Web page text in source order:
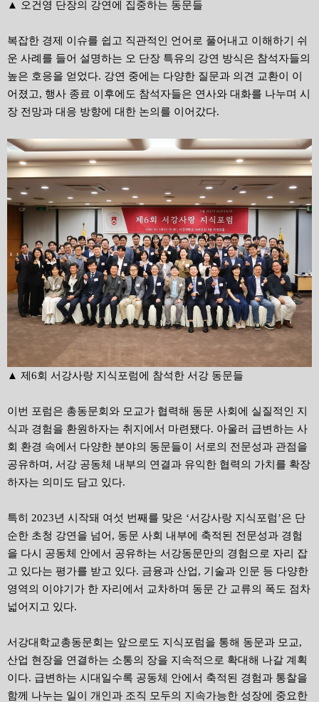
▲ 오건영 단장의 강연에 집중하는 동문들
복잡한 경제 이슈를 쉽고 직관적인 언어로 풀어내고 이해하기 쉬
운 사례를 들어 설명하는 오 단장 특유의 강연 방식은 참석자들의
높은 호응을 얻었다. 강연 중에는 다양한 질문과 의견 교환이 이
어졌고, 행사 종료 이후에도 참석자들은 연사와 대화를 나누며 시
장 전망과 대응 방향에 대한 논의를 이어갔다.
▲ 제6회 서강사랑 지식포럼에 참석한 서강 동문들
이번 포럼은 총동문회와 모교가 협력해 동문 사회에 실질적인 지
식과 경험을 환원하자는 취지에서 마련됐다. 아울러 급변하는 사
회 환경 속에서 다양한 분야의 동문들이 서로의 전문성과 관점을
공유하며 , 서강 공동체 내부의 연결과 유익한 협력의 가치를 확장
하자는 의미도 담고 있다.
특히 2023년 시작돼 여섯 번째를 맞은 ‘서강사랑 지식포럼’은 단
순한 초청 강연을 넘어 , 동문 사회 내부에 축적된 전문성과 경험
을 다시 공동체 안에서 공유하는 서강동문만의 경험으로 자리 잡
고 있다는 평가를 받고 있다. 금융과 산업, 기술과 인문 등 다양한
영역의 이야기가 한 자리에서 교차하며 동문 간 교류의 폭도 점차
넓어지고 있다.
서강대학교총동문회는 앞으로도 지식포럼을 통해 동문과 모교,
산업 현장을 연결하는 소통의 장을 지속적으로 확대해 나갈 계획
이다. 급변하는 시대일수록 공동체 안에서 축적된 경험과 통찰을
함께 나누는 일이 개인과 조직 모두의 지속가능한 성장에 중요한